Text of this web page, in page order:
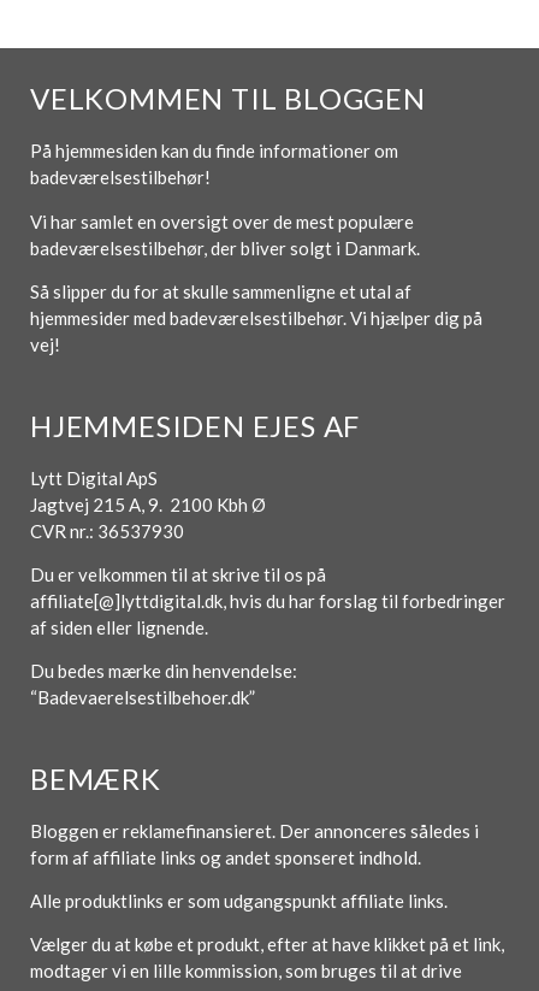
VELKOMMEN TIL BLOGGEN
På hjemmesiden kan du finde informationer om
badeværelsestilbehør!
Vi har samlet en oversigt over de mest populære
badeværelsestilbehør, der bliver solgt i Danmark.
Så slipper du for at skulle sammenligne et utal af
hjemmesider med badeværelsestilbehør. Vi hjælper dig på
vej!
HJEMMESIDEN EJES AF
Lytt Digital ApS
Jagtvej 215 A, 9. 2100 Kbh Ø
CVR nr.: 36537930
Du er velkommen til at skrive til os på
affiliate[@]lyttdigital.dk, hvis du har forslag til forbedringer
af siden eller lignende.
Du bedes mærke din henvendelse:
“Badevaerelsestilbehoer.dk”
BEMÆRK
Bloggen er reklamefinansieret. Der annonceres således i
form af affiliate links og andet sponseret indhold.
Alle produktlinks er som udgangspunkt affiliate links.
Vælger du at købe et produkt, efter at have klikket på et link,
modtager vi en lille kommission, som bruges til at drive